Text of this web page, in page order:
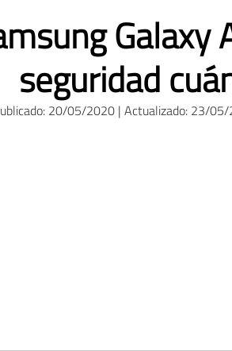
seguridad
20/05/2020 | Actualizado: 23/